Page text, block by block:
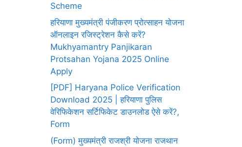
Scheme
हरियाणा मुख्यमंत्री पंजीकरण प्रोत्साहन योजना
ऑनलाइन रजिस्ट्रेशन कैसे करें?
Mukhyamantry Panjikaran
Protsahan Yojana 2025 Online
Apply
[PDF] Haryana Police Verification
Download 2025 | हरियाणा पुलिस
वेरिफिकेशन सर्टिफिकेट डाउनलोड ऐसे करें?,
Form
(Form) मुख्यमंत्री राजश्री योजना राजथान